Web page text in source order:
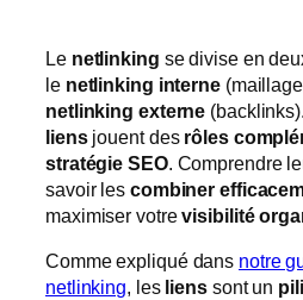
Le netlinking se divise en
le netlinking interne
netlinking externe
liensjouent des rôles
stratégie SEO. Comprendre
savoir les combiner
maximiser votrevisibilité
Comme expliqué dans notre
netlinking, les lienssont un